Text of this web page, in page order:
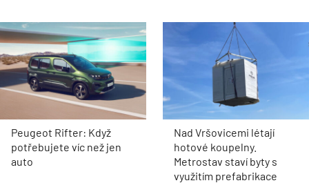
Peugeot Rifter: Když
potřebujete víc než jen
auto
Nad Vršovicemi létají
hotové koupelny.
Metrostav staví byty s
využitím prefabrikace